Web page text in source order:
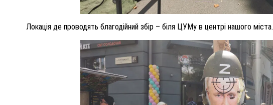
Локація де проводять благодійний збір – біля ЦУМу в центрі нашого міста.